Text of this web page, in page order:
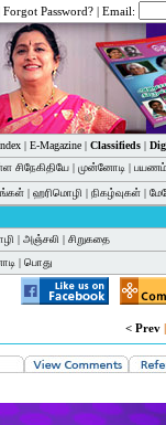
Forgot Password? | Email:
| E-Magazine| Classifieds|
சிநேகிதியே | முன்னோடி | பயணம்
| ஹரிமொழி | நிகழ்வுகள் |
| அஞ்சலி | சிறுகதை
| பொது
< Prev |